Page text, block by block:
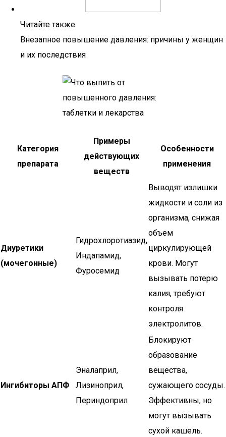
Читайте также:
Внезапное повышение давления: причины у женщин
и их последствия
Категория
препарата
Примеры
действующих
веществ
Особенности
применения
Диуретики
(мочегонные)
Гидрохлоротиазид,
Индапамид,
Фуросемид
Выводят излишки
жидкости и соли из
организма, снижая
объем
циркулирующей
крови. Могут
вызывать потерю
калия, требуют
контроля
электролитов.
Ингибиторы АПФ
Эналаприл,
Лизиноприл,
Периндоприл
Блокируют
образование
вещества,
сужающего сосуды.
Эффективны, но
могут вызывать
сухой кашель.